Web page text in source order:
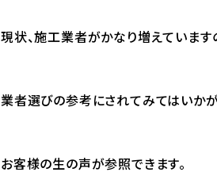
現状、施工業者がかなり増えています
業者選びの参考にされてみてはいかが
お客様の生の声が参照できます。